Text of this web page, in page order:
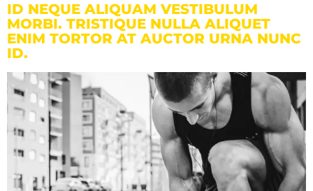
ID NEQUE ALIQUAM VESTIBULUM
MORBI. TRISTIQUE NULLA ALIQUET
ENIM TORTOR AT AUCTOR URNA NUNC
ID.